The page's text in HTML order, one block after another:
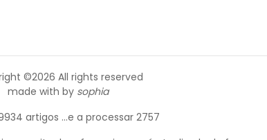
©2026 All rights reserved
made with by sophia
artigos ...e a processar 2757